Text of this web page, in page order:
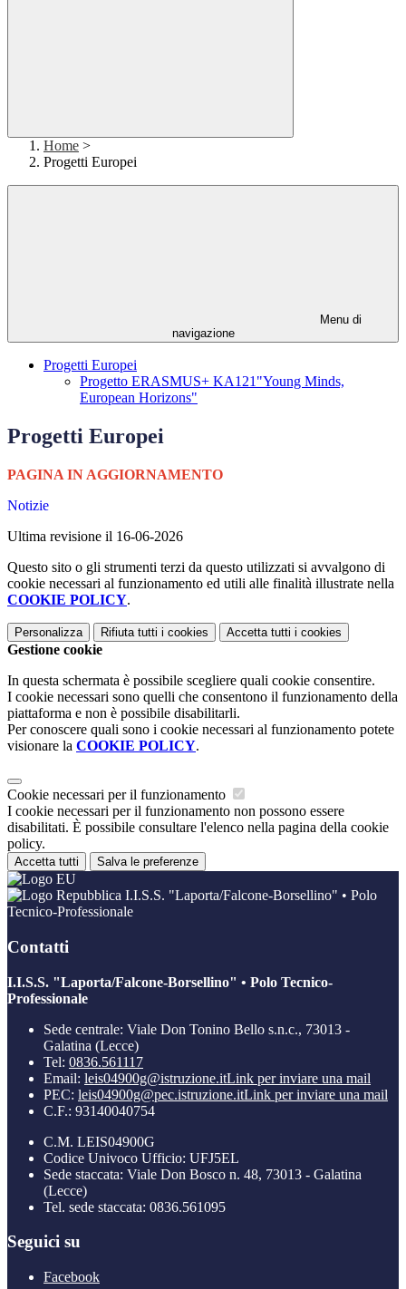
Home >
Progetti Europei
Menu di
navigazione
Progetti Europei
Progetto ERASMUS+ KA121"Young Minds,
European Horizons"
Progetti Europei
PAGINA IN AGGIORNAMENTO
Notizie
Ultima revisione il 16-06-2026
Questo sito o gli strumenti terzi da questo utilizzati si avvalgono di
cookie necessari al funzionamento ed utili alle finalità illustrate nella
COOKIE POLICY.
Personalizza Rifiuta tutti i cookies Accetta tutti i cookies
Gestione cookie
In questa schermata è possibile scegliere quali cookie consentire.
I cookie necessari sono quelli che consentono il funzionamento della
piattaforma e non è possibile disabilitarli.
Per conoscere quali sono i cookie necessari al funzionamento potete
visionare la COOKIE POLICY.
Cookie necessari per il funzionamento
I cookie necessari per il funzionamento non possono essere
disabilitati. È possibile consultare l'elenco nella pagina della cookie
policy.
Accetta tutti Salva le preferenze
I.I.S.S. "Laporta/Falcone-Borsellino" • Polo
Tecnico-Professionale
Contatti
I.I.S.S. "Laporta/Falcone-Borsellino" • Polo Tecnico-
Professionale
Sede centrale: Viale Don Tonino Bello s.n.c., 73013 -
Galatina (Lecce)
Tel: 0836.561117
Email: leis04900g@istruzione.itLink per inviare una mail
PEC: leis04900g@pec.istruzione.itLink per inviare una mail
C.F.: 93140040754
C.M. LEIS04900G
Codice Univoco Ufficio: UFJ5EL
Sede staccata: Viale Don Bosco n. 48, 73013 - Galatina
(Lecce)
Tel. sede staccata: 0836.561095
Seguici su
Facebook